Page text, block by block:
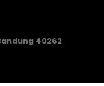
40262